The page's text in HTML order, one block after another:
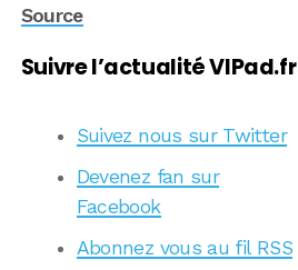
Source
Suivre l’actualité VIPad.fr
Suivez nous sur Twitter
Devenez fan sur
Facebook
Abonnez vous au fil RSS